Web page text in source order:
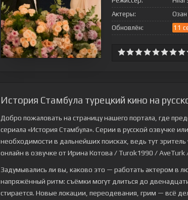
Актеры:
Озан
Обновлён:
11
История Стамбула турецкий кино на
Добро пожаловать на страницу нашего портала, где
сериала «История Стамбула». Серии в русской озвучке
необходимости в дальнейших поисках, ведь тут
онлайн в озвучке от Ирина Котова / Turok1990 / AveTurk
Задумывались ли вы, каково это — работать актером в
напряжённый ритм: съёмки могут длиться до
стирается. Новые локации, переодевания, грим — всё